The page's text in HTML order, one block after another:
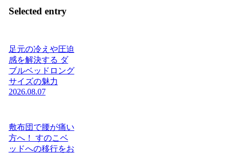
Selected entry
足元の冷えや圧迫
感を解決する ダ
ブルベッドロング
サイズの魅力
2026.08.07
敷布団で腰が痛い
方へ！ すのこベ
ッドへの移行をお